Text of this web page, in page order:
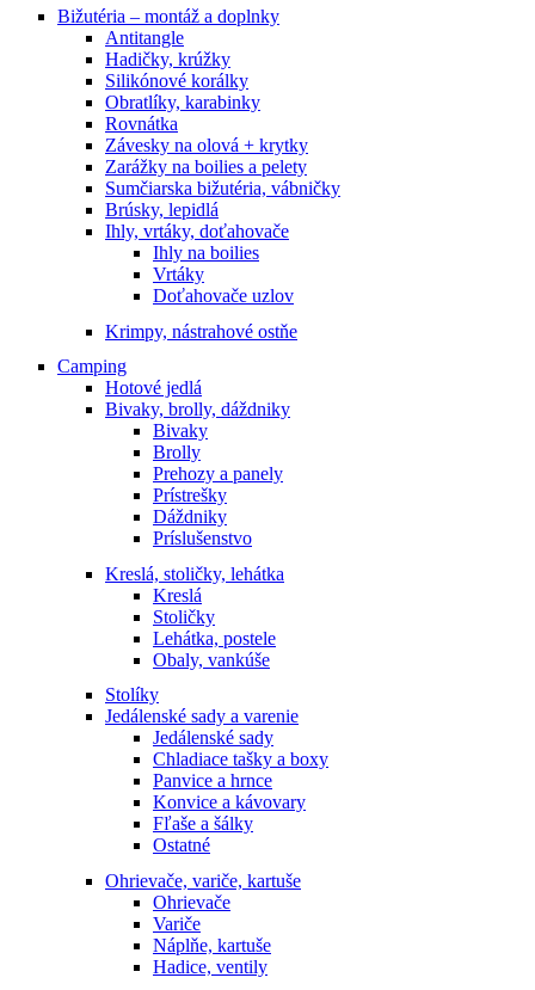
Bižutéria – montáž a doplnky
Antitangle
Hadičky, krúžky
Silikónové korálky
Obratlíky, karabinky
Rovnátka
Závesky na olová + krytky
Zarážky na boilies a pelety
Sumčiarska bižutéria, vábničky
Brúsky, lepidlá
Ihly, vrtáky, doťahovače
Ihly na boilies
Vrtáky
Doťahovače uzlov
Krimpy, nástrahové ostňe
Camping
Hotové jedlá
Bivaky, brolly, dáždniky
Bivaky
Brolly
Prehozy a panely
Prístrešky
Dáždniky
Príslušenstvo
Kreslá, stoličky, lehátka
Kreslá
Stoličky
Lehátka, postele
Obaly, vankúše
Stolíky
Jedálenské sady a varenie
Jedálenské sady
Chladiace tašky a boxy
Panvice a hrnce
Konvice a kávovary
Fľaše a šálky
Ostatné
Ohrievače, variče, kartuše
Ohrievače
Variče
Náplňe, kartuše
Hadice, ventily